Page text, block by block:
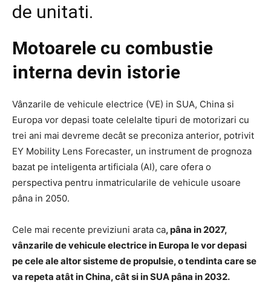
de unitati.
Motoarele cu combustie
interna devin istorie
Vânzarile de vehicule electrice (VE) in SUA, China si
Europa vor depasi toate celelalte tipuri de motorizari cu
trei ani mai devreme decât se preconiza anterior, potrivit
EY Mobility Lens Forecaster, un instrument de prognoza
bazat pe inteligenta artificiala (AI), care ofera o
perspectiva pentru inmatricularile de vehicule usoare
pâna in 2050.
Cele mai recente previziuni arata ca, pâna in 2027,
vânzarile de vehicule electrice in Europa le vor depasi
pe cele ale altor sisteme de propulsie, o tendinta care se
va repeta atât in China, cât si in SUA pâna in 2032.